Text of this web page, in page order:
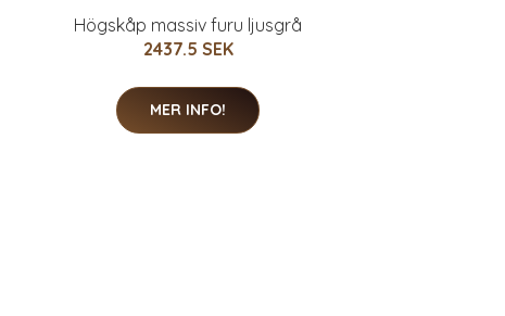
Högskåp massiv furu ljusgrå
2437.5 SEK
MER INFO!